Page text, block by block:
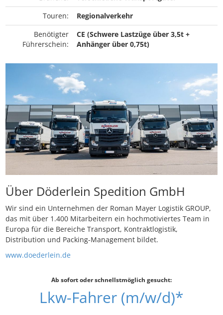
Touren:
Regionalverkehr
Benötigter
Führerschein:
CE (Schwere Lastzüge über 3,5t +
Anhänger über 0,75t)
Über Döderlein Spedition GmbH
Wir sind ein Unternehmen der Roman Mayer Logistik GROUP,
das mit über 1.400 Mitarbeitern ein hochmotiviertes Team in
Europa für die Bereiche Transport, Kontraktlogistik,
Distribution und Packing-Management bildet.
www.doederlein.de
Ab sofort oder schnellstmöglich gesucht:
Lkw-Fahrer (m/w/d)*